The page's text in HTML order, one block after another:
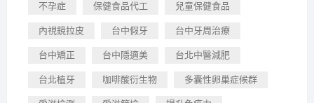
不孕症 保健食品代工 兒童保健食品
內視鏡拉皮 台中假牙 台中牙周治療
台中矯正 台中隱適美 台北中醫減肥
台北植牙 咖啡酸衍生物 多囊性卵巢症候群